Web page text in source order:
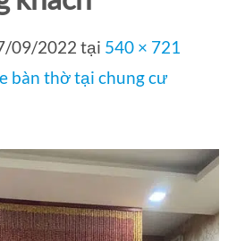
09/2022 tại 540 × 721
bàn thờ tại chung cư